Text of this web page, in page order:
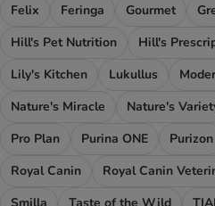
Felix
Feringa Gourmet
Hill's Pet Nutrition
Hill's
Lily's Kitchen
Lukullus
Nature's Miracle
Nature's
Pro Plan
Purina ONE Purizon
Royal Canin
Royal Canin
Smilla
Taste of the Wild